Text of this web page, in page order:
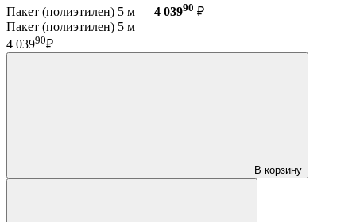
Пакет (полиэтилен) 5 м — 4 03990 ₽
Пакет (полиэтилен) 5 м
4 03990₽
В корзину